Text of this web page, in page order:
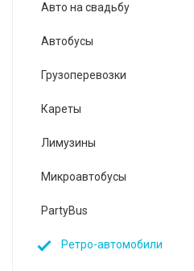
Авто на свадьбу
Автобусы
Грузоперевозки
Кареты
Лимузины
Микроавтобусы
PartyBus
Ретро-автомобили